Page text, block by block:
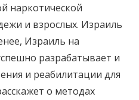
наркотической
и взрослых. Израиль
Израиль на
разрабатывает и
и реабилитации для
о методах